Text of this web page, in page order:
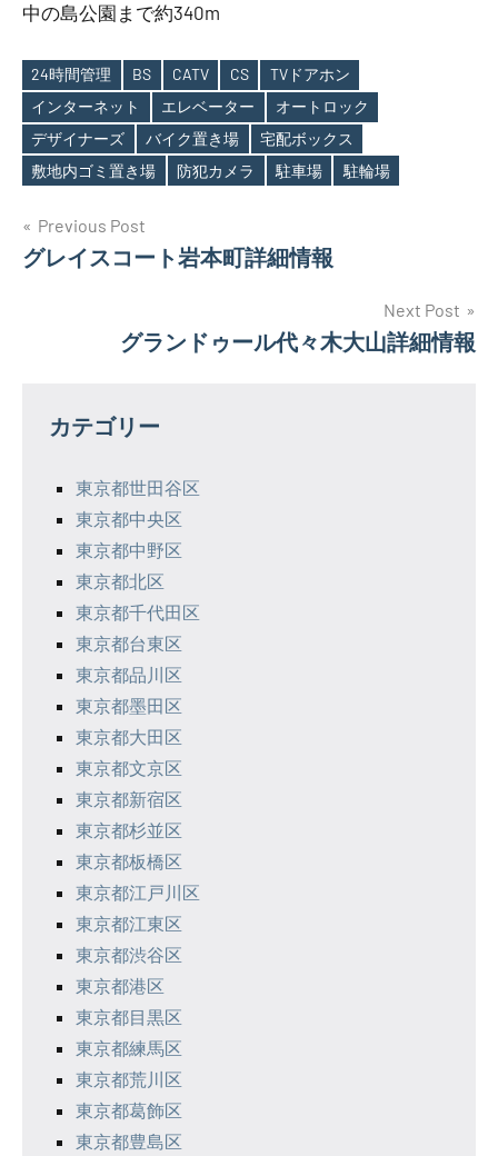
中の島公園まで約340m
Tags
24時間管理 BS CATV CS
TVドアホン
インターネット
エレベーター
オートロック
デザイナーズ
バイク置き場
宅配ボックス
敷地内ゴミ置き場
防犯カメラ 駐車場 駐輪場
投
稿
ー
Previous Post
グレイスコート岩本町詳細情報
Next Post
グランドゥール代々木大山詳細情報
カテゴリー
東京都世田谷区
東京都中央区
東京都中野区
東京都北区
東京都千代田区
東京都台東区
東京都品川区
東京都墨田区
東京都大田区
東京都文京区
東京都新宿区
東京都杉並区
東京都板橋区
東京都江戸川区
東京都江東区
東京都渋谷区
東京都港区
東京都目黒区
東京都練馬区
東京都荒川区
東京都葛飾区
東京都豊島区